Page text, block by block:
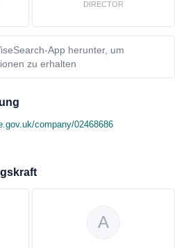
DIRECTOR
App herunter, um
zu erhalten
company/02468686
A